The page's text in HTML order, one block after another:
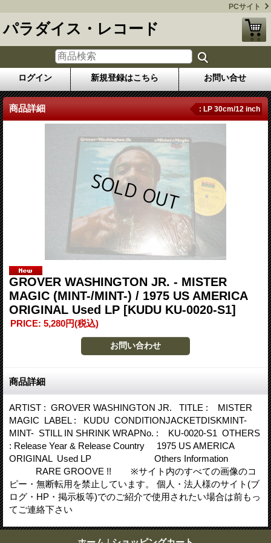
PCサイト
パラダイス・レコード
ログイン 新規登録はこちら お問い合せ
商品詳細 : LP 30cm/12 inch
GROVER WASHINGTON JR. - MISTER
MAGIC (MINT-/MINT-) / 1975 US AMERICA
ORIGINAL Used LP [KUDU KU-0020-S1]
PRICE: 5,280円(税込)
商品詳細
ARTIST : GROVER WASHINGTON JR. TITLE : MISTER
MAGIC LABEL : KUDU CONDITIONJACKETDISKMINT-
MINT- STILL IN SHRINK WRAPNo. : KU-0020-S1 OTHERS
: Release Year & Release Country 1975 US AMERICA
ORIGINAL Used LP Others Information
RARE GROOVE !! ※サイト内のすべての画像のコ
ピー・無断転用を禁止しています。 個人・法人様のサイト(ブ
ログ・HP・掲示板等)でのご紹介で使用されたい場合は前もっ
てご連絡下さい